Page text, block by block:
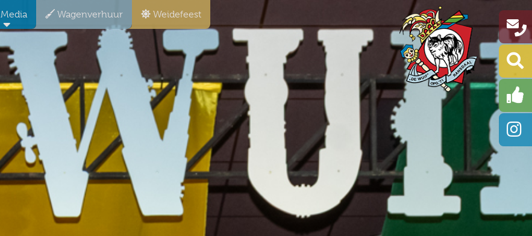
Media Wagenverhuur Weidefeest